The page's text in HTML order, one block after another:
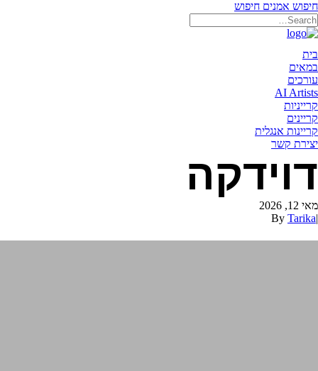
חיפוש אמנים חיפוש
בית
במאים
עורכים
AI Artists
קרייניות
קריינים
קריינות אנגלית
יצירת קשר
דוידקה
מאי 12, 2026
|
By Tarika